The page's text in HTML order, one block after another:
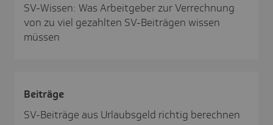
SV-Wissen: Was Arbeitgeber zur Verrechnung
von zu viel gezahlten SV-Beiträgen wissen
müssen
Beiträge
SV-Beiträge aus Urlaubsgeld richtig berechnen